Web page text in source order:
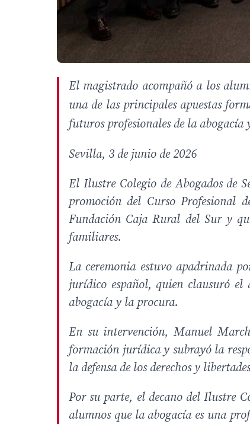
El magistrado acompañó a los
una de las principales apuestas
futuros profesionales de la abogacía
Sevilla, 3 de junio de 2026
El Ilustre Colegio de Abogados de
promoción del Curso Profesional
Fundación Caja Rural del Sur y
familiares.
La ceremonia estuvo apadrinada
jurídico español, quien clausuró
abogacía y la procura.
En su intervención, Manuel
formación jurídica y subrayó la
la defensa de los derechos y
Por su parte, el decano del Ilustre
alumnos que la abogacía es una